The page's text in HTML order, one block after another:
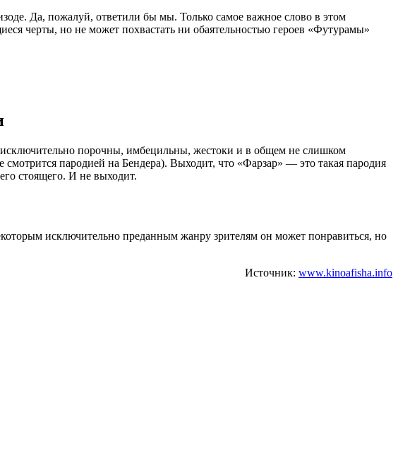
Да, пожалуй, ответили бы мы. Только самое важное слово в этом
черты, но не может похвастать ни обаятельностью героев «Футурамы»
порочны, имбецильны, жестоки и в общем не слишком
пародией на Бендера). Выходит, что «Фарзар» — это такая пародия
стоящего. И не выходит.
исключительно преданным жанру зрителям он может понравиться, но
Источник: www.kinoafisha.info